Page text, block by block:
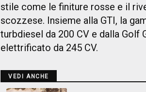
stile come le finiture rosse e il
scozzese. Insieme alla GTI, la
turbdiesel da 200 CV e dalla Golf
elettrificato da 245 CV.
VEDI ANCHE